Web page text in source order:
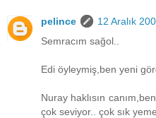
pelince
12 Aralık
Semracım sağol..
Edi öyleymiş,ben yeni
Nuray haklısın
çok seviyor.. çok sık